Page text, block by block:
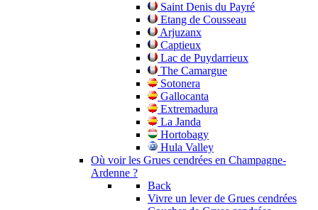
Saint Denis du Payré
Etang de Cousseau
Arjuzanx
Captieux
Lac de Puydarrieux
The Camargue
Sotonera
Gallocanta
Extremadura
La Janda
Hortobagy
Hula Valley
Où voir les Grues cendrées en Champagne-
Ardenne ?
Back
Vivre un lever de Grues cendrées